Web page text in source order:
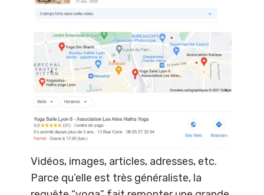
Vidéos, images, articles, adresses, etc.
Parce qu’elle est très généraliste, la